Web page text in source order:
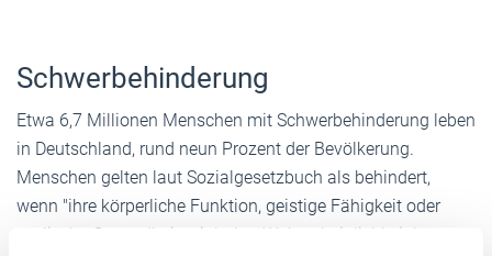
Schwerbehinderung
Etwa 6,7 Millionen Menschen mit Schwerbehinderung leben
in Deutschland, rund neun Prozent der Bevölkerung.
Menschen gelten laut Sozialgesetzbuch als behindert,
wenn "ihre körperliche Funktion, geistige Fähigkeit oder
seelische Gesundheit mit hoher Wahrscheinlichkeit länger